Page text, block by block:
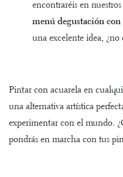
encontraréis en
menú degustación
una excelente idea, ¿no
Pintar con acuarela en
una alternativa artística
experimentar con el mundo.
pondrás en marcha con tus